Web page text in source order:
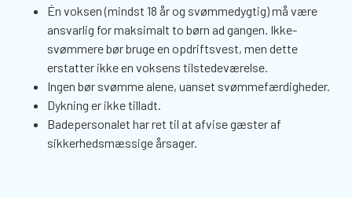
Én voksen (mindst 18 år og svømmedygtig) må være
ansvarlig for maksimalt to børn ad gangen. Ikke-
svømmere bør bruge en opdriftsvest, men dette
erstatter ikke en voksens tilstedeværelse.
Ingen bør svømme alene, uanset svømmefærdigheder.
Dykning er ikke tilladt.
Badepersonalet har ret til at afvise gæster af
sikkerhedsmæssige årsager.